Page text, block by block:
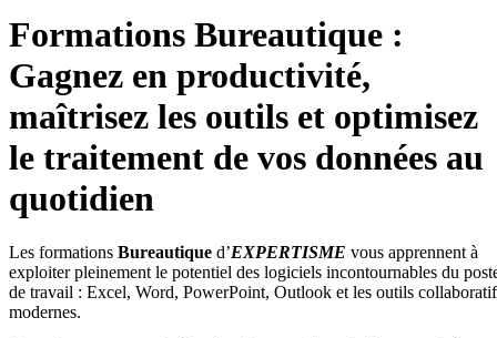
Formations Bureautique :
Gagnez en productivité,
maîtrisez les outils et optimisez
le traitement de vos données au
quotidien
Les formations Bureautique d’EXPERTISME vous apprennent à
exploiter pleinement le potentiel des logiciels incontournables du
de travail : Excel, Word, PowerPoint, Outlook et les outils
modernes.